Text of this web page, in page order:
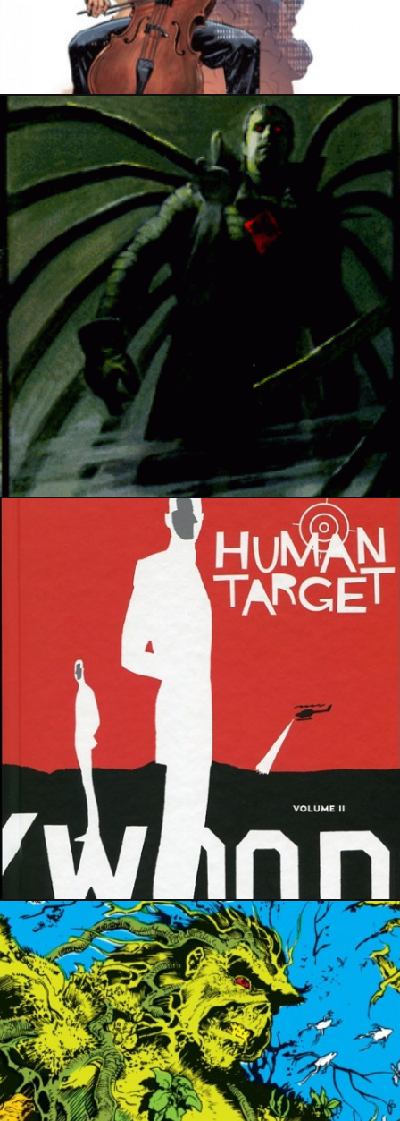
23 mai 2021
7 novembre 2020
15 juillet 2019